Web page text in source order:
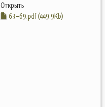
Открыть
63–69.pdf (449.9Kb)